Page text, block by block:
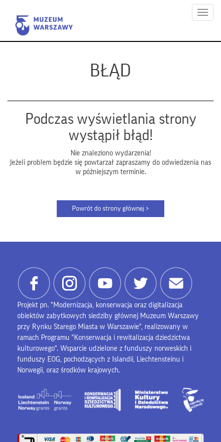
Menu
BŁĄD
Podczas wyświetlania strony
wystąpił błąd!
Nie znaleziono wydarzenia!
Jeżeli problem będzie się powtarzał zapraszamy do odwiedzenia nas
w późniejszym terminie.
Projekt pn. "Modernizacja, konserwacja oraz digitalizacja
obiektów zabytkowych siedziby głównej Muzeum Warszawy
przy Rynku Starego Miasta w Warszawie", realizowany w
ramach Programu "Konserwacja i rewitalizacja dziedzictwa
kulturowego". Wsparcie udzielone z funduszy norweskich i
funduszy EOG, pochodzących z Islandii, Liechtensteinu i
Norwegii, oraz środków krajowych.